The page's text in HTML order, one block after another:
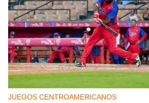
NICARAGUA
EE UU propone a la OEA
cancilleres para "tomar medidas"
decisiones de Ortega
JUEGOS CENTROAMERICANOS